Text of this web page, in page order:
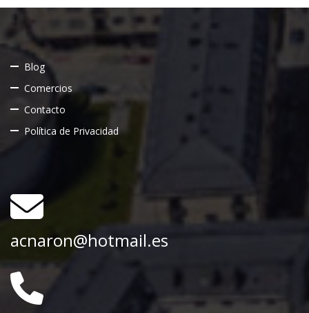
Blog
Comercios
Contacto
Política de Privacidad
acnaron@hotmail.es